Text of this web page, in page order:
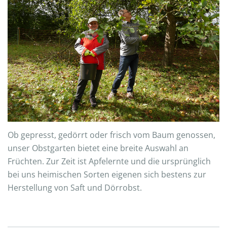
Ob gepresst, gedörrt oder frisch vom Baum genossen,
unser Obstgarten bietet eine breite Auswahl an
Früchten. Zur Zeit ist Apfelernte und die ursprünglich
bei uns heimischen Sorten eigenen sich bestens zur
Herstellung von Saft und Dörrobst.